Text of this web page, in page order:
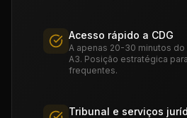
Acesso rápido a CDG
A apenas 20-30 minutos do
A3. Posição estratégica
frequentes.
Tribunal e serviços